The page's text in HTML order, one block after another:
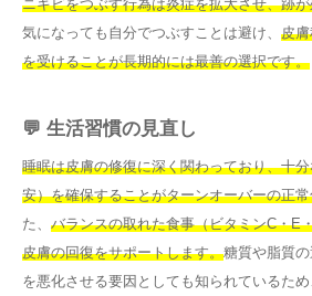
ニキビをつぶす行為は炎症を拡大させ、跡
気になっても自分でつぶすことは避け、 皮
を受けることが長期的には最善の選択です。
💬 生活習慣の見直し
睡眠は皮膚の修復に深く関わっており、十
安）を確保することがターンオーバーの正
た、 バランスの取れた食事（ビタミンC・E
皮膚の回復をサポートします。糖質や脂質
を悪化させる要因としても知られているた